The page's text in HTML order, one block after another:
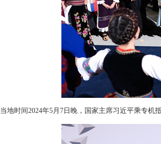
当地时间2024年5月7日晚，国家主席习近平乘专机